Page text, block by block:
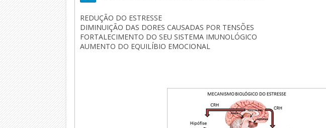
REDUÇÃO DO ESTRESSE
DIMINUIÇÃO DAS DORES CAUSADAS POR TENSÕES
FORTALECIMENTO DO SEU SISTEMA IMUNOLÓGICO
AUMENTO DO EQUILÍBIO EMOCIONAL